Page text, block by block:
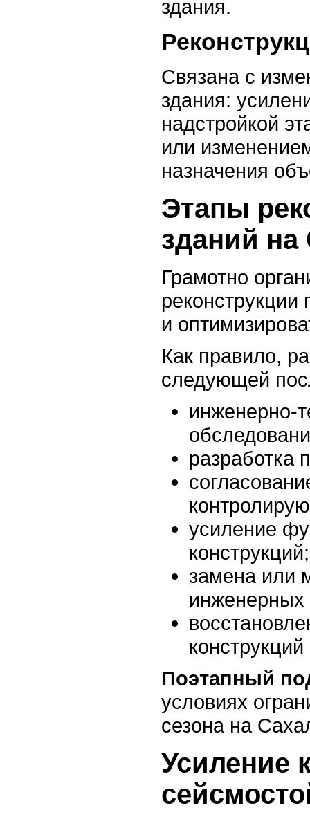
здания.
Связана с
здания:
надстройкой
или
назначения
Этапы
зданий на
Грамотно
реконструкции
и
Как правило,
следующей
инженерно-
разработка
усиление
конструкций;
замена или
инженерных
Поэтапный
условиях
сезона на
Усиление